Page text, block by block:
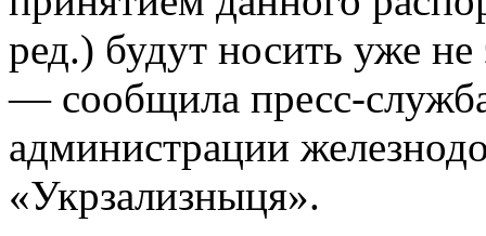
ред.) будут носить уже
— сообщила пресс-
администрации
«Укрзализныця».